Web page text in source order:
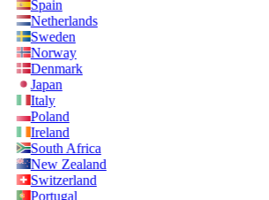
Spain
Netherlands
Sweden
Norway
Denmark
Japan
Italy
Poland
Ireland
South Africa
New Zealand
Switzerland
Portugal